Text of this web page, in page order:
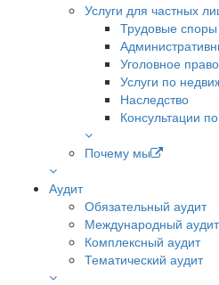
Услуги для частных
Трудовые споры
Уголовное право
Услуги по
Наследство
Консультации
Почему мы
Аудит
Обязательный аудит
Международный аудит
Комплексный аудит
Тематический аудит